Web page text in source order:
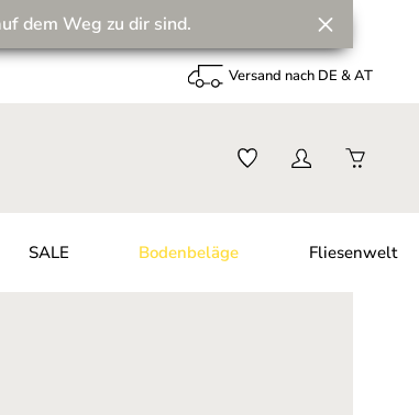
dem Weg zu dir sind.
Versand nach DE & AT
SALE Bodenbeläge Fliesenwelt